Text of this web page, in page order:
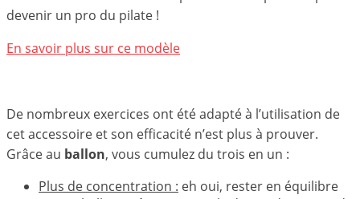
devenir un pro du pilate !
En savoir plus sur ce modèle
De nombreux exercices ont été adapté à l’utilisation de
cet accessoire et son efficacité n’est plus à prouver.
Grâce au ballon, vous cumulez du trois en un :
Plus de concentration : eh oui, rester en équilibre